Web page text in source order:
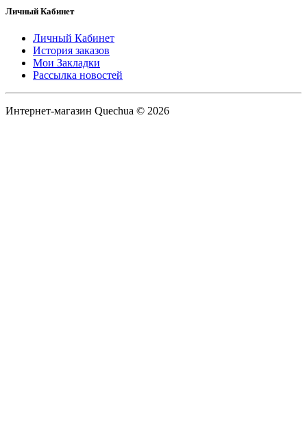
Личный Кабинет
Личный Кабинет
История заказов
Мои Закладки
Рассылка новостей
Интернет-магазин Quechua © 2026